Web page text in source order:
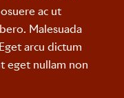
ac ut
Malesuada
arcu dictum
eget nullam non